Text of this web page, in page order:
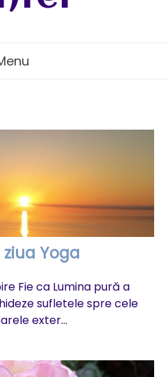
Yoga
Fie ca Lumina pură a
sufletele spre cele
exter...